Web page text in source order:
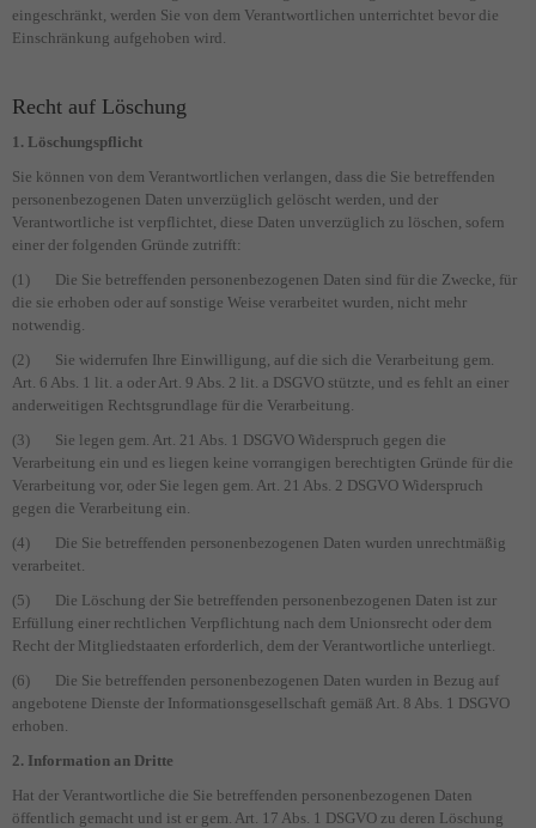
eingeschränkt, werden Sie von dem Verantwortlichen unterrichtet bevor die
Einschränkung aufgehoben wird.
Recht auf Löschung
1. Löschungspflicht
Sie können von dem Verantwortlichen verlangen, dass die Sie betreffenden
personenbezogenen Daten unverzüglich gelöscht werden, und der
Verantwortliche ist verpflichtet, diese Daten unverzüglich zu löschen, sofern
einer der folgenden Gründe zutrifft:
(1) Die Sie betreffenden personenbezogenen Daten sind für die Zwecke, für
die sie erhoben oder auf sonstige Weise verarbeitet wurden, nicht mehr
notwendig.
(2) Sie widerrufen Ihre Einwilligung, auf die sich die Verarbeitung gem.
Art. 6 Abs. 1 lit. a oder Art. 9 Abs. 2 lit. a DSGVO stützte, und es fehlt an einer
anderweitigen Rechtsgrundlage für die Verarbeitung.
(3) Sie legen gem. Art. 21 Abs. 1 DSGVO Widerspruch gegen die
Verarbeitung ein und es liegen keine vorrangigen berechtigten Gründe für die
Verarbeitung vor, oder Sie legen gem. Art. 21 Abs. 2 DSGVO Widerspruch
gegen die Verarbeitung ein.
(4) Die Sie betreffenden personenbezogenen Daten wurden unrechtmäßig
verarbeitet.
(5) Die Löschung der Sie betreffenden personenbezogenen Daten ist zur
Erfüllung einer rechtlichen Verpflichtung nach dem Unionsrecht oder dem
Recht der Mitgliedstaaten erforderlich, dem der Verantwortliche unterliegt.
(6) Die Sie betreffenden personenbezogenen Daten wurden in Bezug auf
angebotene Dienste der Informationsgesellschaft gemäß Art. 8 Abs. 1 DSGVO
erhoben.
2. Information an Dritte
Hat der Verantwortliche die Sie betreffenden personenbezogenen Daten
öffentlich gemacht und ist er gem. Art. 17 Abs. 1 DSGVO zu deren Löschung